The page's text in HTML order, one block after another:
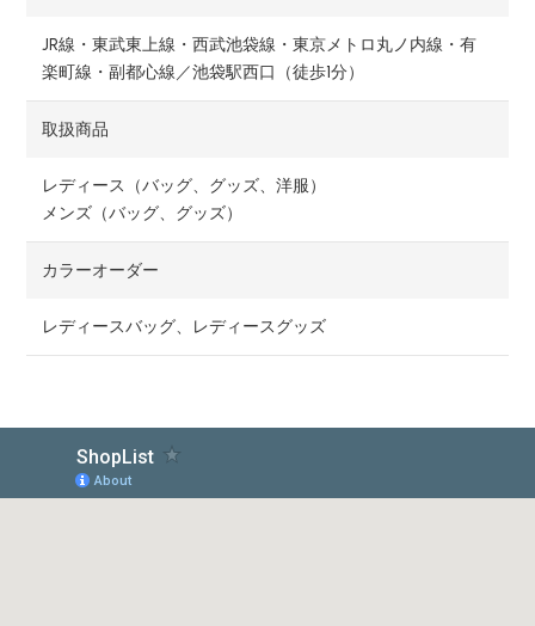
JR線・東武東上線・西武池袋線・東京メトロ丸ノ内線・有
楽町線・副都心線／池袋駅西口（徒歩1分）
取扱商品
レディース（バッグ、グッズ、洋服）
メンズ（バッグ、グッズ）
カラーオーダー
レディースバッグ、レディースグッズ